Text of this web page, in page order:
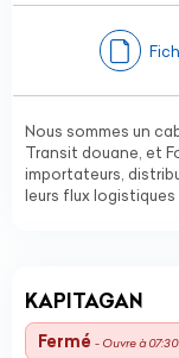
Nous sommes un
Transit douane, et
importateurs,
leurs flux
KAPITAGAN
Fermé - Ouvre à 07:30